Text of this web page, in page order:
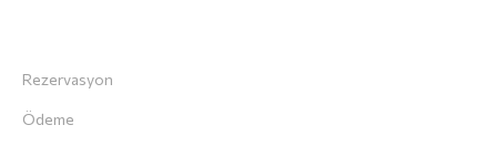
Rezervasyon
Ödeme